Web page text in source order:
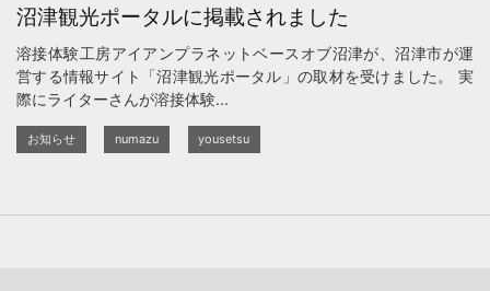
沼津観光ポータルに掲載されました
溶接体験工房アイアンプラネットベースオブ沼津が、沼津市が運
営する情報サイト「沼津観光ポータル」の取材を受けました。 実
際にライターさんが溶接体験...
お知らせ numazu yousetsu